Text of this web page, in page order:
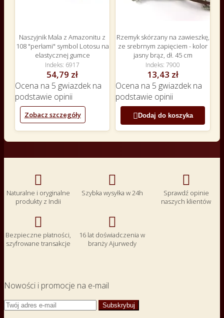
Naszyjnik Mala z Amazonitu z
108 "perłami" symbol Lotosu na
elastycznej gumce
Indeks 6917
54,79 zł
Ocena na 5 gwiazdek na
podstawie opinii
Zobacz szczegóły
Rzemyk skórzany na zawieszkę,
ze srebrnym zapięciem - kolor
jasny brąz, dł. 45 cm
Indeks 7900
13,43 zł
Ocena na 5 gwiazdek na
podstawie opinii
 Dodaj do koszyka

Naturalne i oryginalne
produkty z Indii

Szybka wysyłka w 24h

Sprawdź opinie
naszych klientów

Bezpieczne płatności,
szyfrowane transakcje

16 lat doświadczenia w
branży Ajurwedy
Nowości i promocje na e-mail